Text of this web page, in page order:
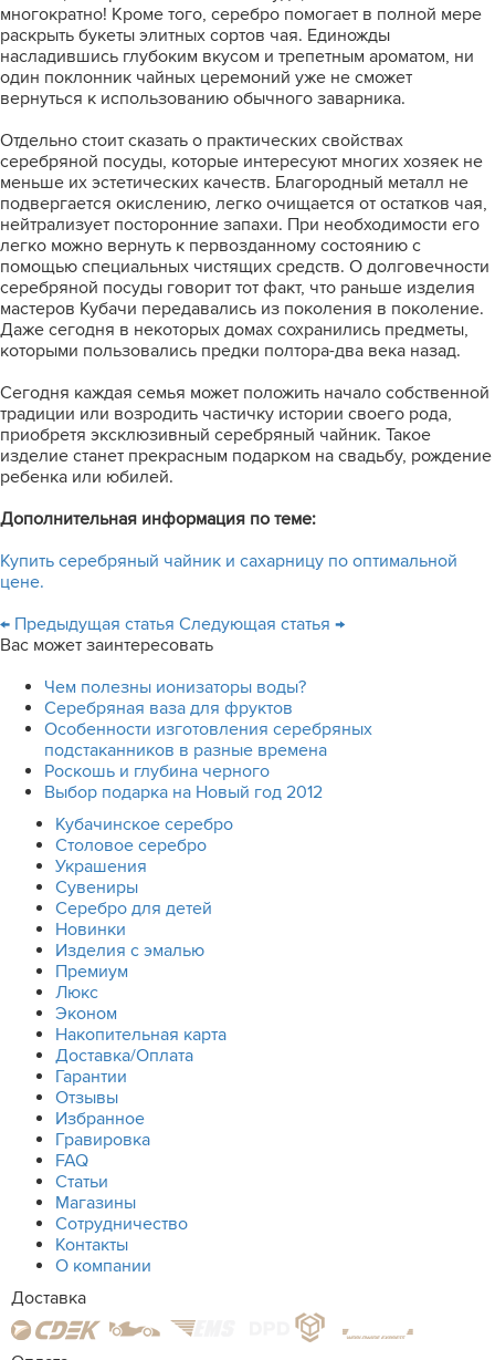
многократно! Кроме того, серебро помогает в полной мере
раскрыть букеты элитных сортов чая. Единожды
насладившись глубоким вкусом и трепетным ароматом, ни
один поклонник чайных церемоний уже не сможет
вернуться к использованию обычного заварника.
Отдельно стоит сказать о практических свойствах
серебряной посуды, которые интересуют многих хозяек не
меньше их эстетических качеств. Благородный металл не
подвергается окислению, легко очищается от остатков чая,
нейтрализует посторонние запахи. При необходимости его
легко можно вернуть к первозданному состоянию с
помощью специальных чистящих средств. О долговечности
серебряной посуды говорит тот факт, что раньше изделия
мастеров Кубачи передавались из поколения в поколение.
Даже сегодня в некоторых домах сохранились предметы,
которыми пользовались предки полтора-два века назад.
Сегодня каждая семья может положить начало собственной
традиции или возродить частичку истории своего рода,
приобретя эксклюзивный серебряный чайник. Такое
изделие станет прекрасным подарком на свадьбу, рождение
ребенка или юбилей.
Дополнительная информация по теме:
Купить серебряный чайник и сахарницу по оптимальной
цене.
← Предыдущая статья Следующая статья →
Вас может заинтересовать
Чем полезны ионизаторы воды?
Серебряная ваза для фруктов
Особенности изготовления серебряных
подстаканников в разные времена
Роскошь и глубина черного
Выбор подарка на Новый год 2012
Кубачинское серебро
Столовое серебро
Украшения
Сувениры
Серебро для детей
Новинки
Изделия с эмалью
Премиум
Люкс
Эконом
Накопительная карта
Доставка/Оплата
Гарантии
Отзывы
Избранное
Гравировка
FAQ
Статьи
Магазины
Сотрудничество
Контакты
О компании
Доставка